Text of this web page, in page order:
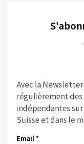
Avec la
régulièrement
indépendantes
Suisse et dans le
Email *